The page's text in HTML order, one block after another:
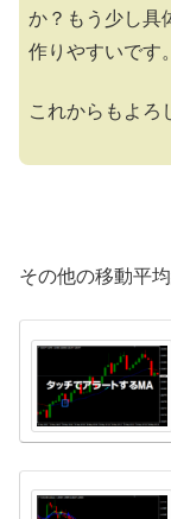
か？もう少し具
作りやすいです。
これからもよろ
その他の移動平